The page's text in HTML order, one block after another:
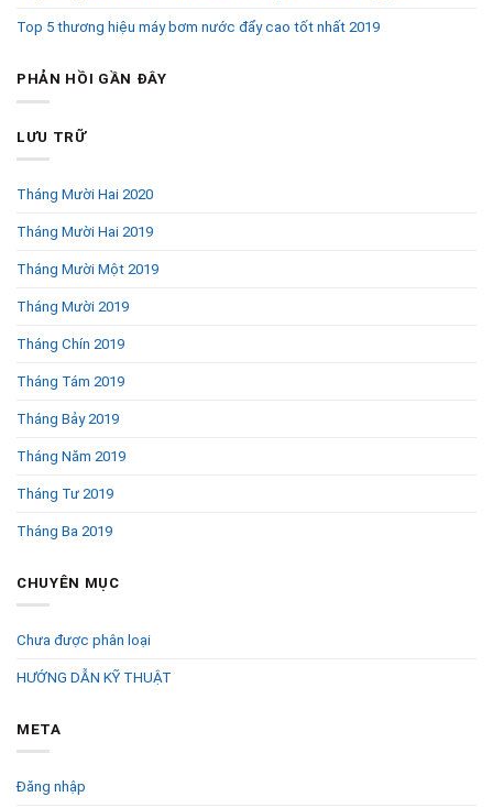
Top 5 thương hiệu máy bơm nước đẩy cao tốt nhất 2019
PHẢN HỒI GẦN ĐÂY
LƯU TRỮ
Tháng Mười Hai 2020
Tháng Mười Hai 2019
Tháng Mười Một 2019
Tháng Mười 2019
Tháng Chín 2019
Tháng Tám 2019
Tháng Bảy 2019
Tháng Năm 2019
Tháng Tư 2019
Tháng Ba 2019
CHUYÊN MỤC
Chưa được phân loại
HƯỚNG DẪN KỸ THUẬT
META
Đăng nhập